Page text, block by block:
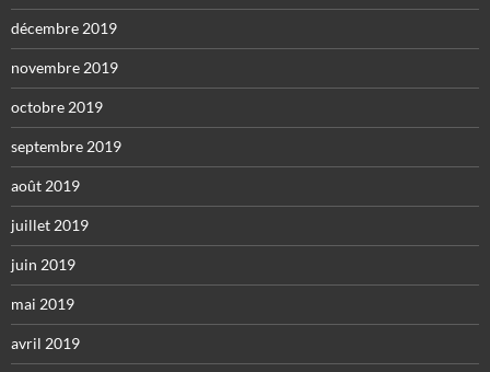
décembre 2019
novembre 2019
octobre 2019
septembre 2019
août 2019
juillet 2019
juin 2019
mai 2019
avril 2019